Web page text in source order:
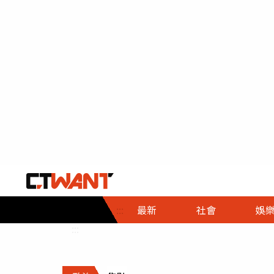
::: 最新 社會
社會首頁
時事
調查
娛樂
娛樂首頁
即時
財經首頁
熱線
政